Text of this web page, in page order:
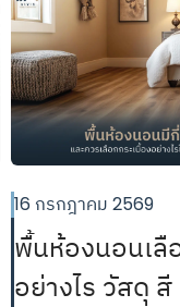
16 กรกฎาคม 2569
พื้นห้องนอนเลื
อย่างไร วัสดุ สี